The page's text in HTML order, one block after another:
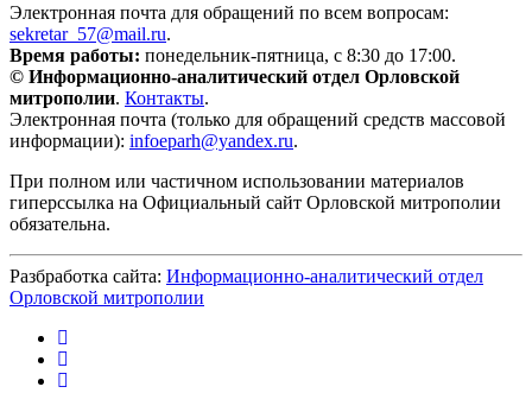
Электронная почта для обращений по всем вопросам:
sekretar_57@mail.ru.
Время работы: понедельник-пятница, с 8:30 до 17:00.
© Информационно-аналитический отдел Орловской
митрополии. Контакты.
Электронная почта (только для обращений средств массовой
информации): infoeparh@yandex.ru.
При полном или частичном использовании материалов
гиперссылка на Официальный сайт Орловской митрополии
обязательна.
Разбработка сайта: Информационно-аналитический отдел
Орловской митрополии